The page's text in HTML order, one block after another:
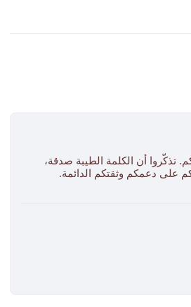
تذكّروا أن الكلمة الطيبة صدقة،
على دعمكم وثقتكم الدائمة.